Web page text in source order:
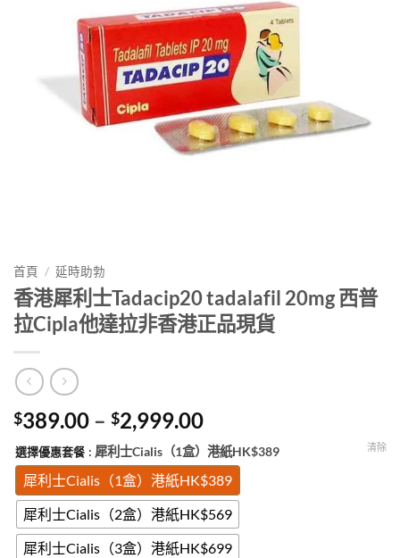
首頁 / 延時助勃
香港犀利士Tadacip20 tadalafil 20mg 西普
拉Cipla他達拉非香港正品現貨
$389.00 – $2,999.00Price
range:
$389.00
through
$2,999.00
選擇優惠套餐 : 犀利士Cialis（1盒）港紙HK$389
犀利士Cialis（1盒）港紙HK$389
犀利士Cialis（2盒）港紙HK$569
犀利士Cialis（3盒）港紙HK$699
清除